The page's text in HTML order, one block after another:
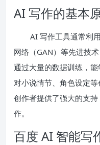
AI 写作的基本
AI 写作工具通常利
网络（GAN）等先进技
通过大量的数据训练，
对小说情节、角色设定
创作者提供了强大的支
作。
百度 AI 智能写